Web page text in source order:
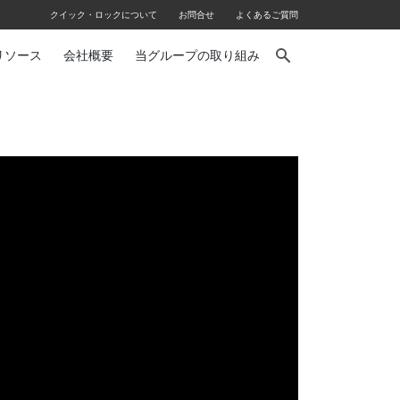
クイック・ロックについて お問合せ よくあるご質問
ソース 会社概要 当グループの取り組み